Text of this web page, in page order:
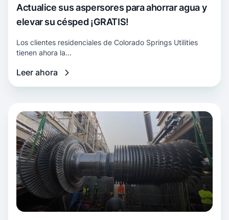
Actualice sus aspersores para ahorrar agua y
elevar su césped ¡GRATIS!
Los clientes residenciales de Colorado Springs Utilities
tienen ahora la...
Leer ahora
Más información Trabajar juntos para reducir